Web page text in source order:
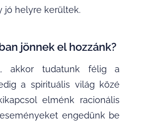
jó helyre kerültek.
jönnek el hozzánk?
akkor tudatunk félig a
a spirituális világ közé
elménk racionális
engedünk be